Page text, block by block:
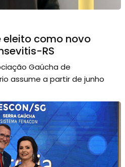
como novo
RS
Gaúcha de
assume a partir de junho